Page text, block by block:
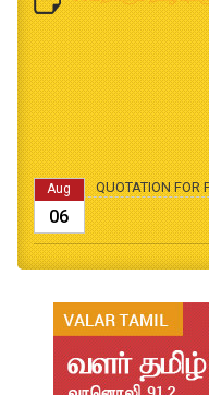
Aug
06
QUOTATION FOR
Aug B.Ed., M.Ed.,
Jul
31
தமிழ்க்கலை –